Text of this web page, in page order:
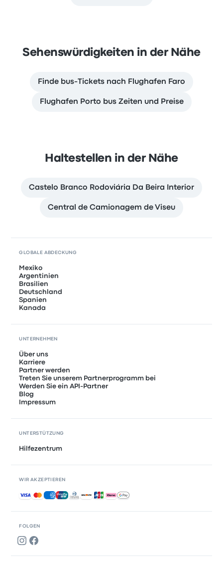
Sehenswürdigkeiten in der Nähe
Finde bus-Tickets nach Flughafen Faro
Flughafen Porto bus Zeiten und Preise
Haltestellen in der Nähe
Castelo Branco Rodoviária Da Beira Interior
Central de Camionagem de Viseu
FOLGEN
GLOBALE ABDECKUNG
Mexiko
Argentinien
Brasilien
Deutschland
Spanien
Kanada
UNTERNEHMEN
Über uns
Karriere
Partner werden
Treten Sie unserem Partnerprogramm bei
Werden Sie ein API-Partner
Blog
Impressum
UNTERSTÜTZUNG
Hilfezentrum
WIR AKZEPTIEREN
Akzeptierte Zahlungsmethoden